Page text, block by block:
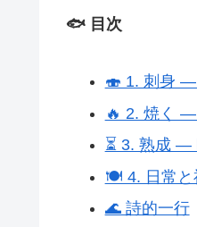
🐟 目次
🍣 1. 刺身 ―
🔥 2. 焼く
⏳ 3. 熟成 ―
🍽️ 4. 日常と
🌊 詩的一行